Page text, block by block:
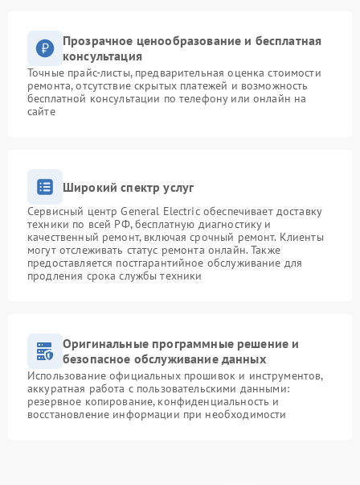
Прозрачное ценообразование и бесплатная
консультация
Точные прайс-листы, предварительная оценка стоимости
ремонта, отсутствие скрытых платежей и возможность
бесплатной консультации по телефону или онлайн на
сайте
Широкий спектр услуг
Сервисный центр General Electric обеспечивает доставку
техники по всей РФ, бесплатную диагностику и
качественный ремонт, включая срочный ремонт. Клиенты
могут отслеживать статус ремонта онлайн. Также
предоставляется постгарантийное обслуживание для
продления срока службы техники
Оригинальные программные решение и
безопасное обслуживание данных
Использование официальных прошивок и инструментов,
аккуратная работа с пользовательскими данными:
резервное копирование, конфиденциальность и
восстановление информации при необходимости